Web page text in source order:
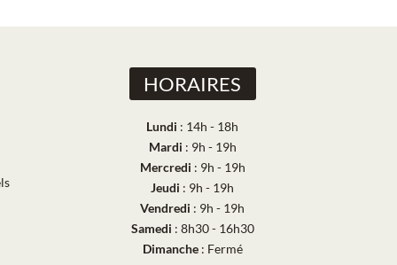
HORAIRES
Lundi : 14h - 18h
Mardi : 9h - 19h
Mercredi : 9h - 19h
Jeudi : 9h - 19h
Vendredi : 9h - 19h
Samedi : 8h30 - 16h30
Dimanche: Fermé